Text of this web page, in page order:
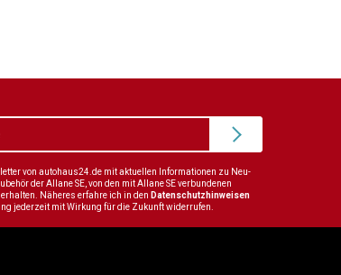
von autohaus24.de mit aktuellen Informationen zu Neu-
der Allane SE, von den mit Allane SE verbundenen
erhalten. Näheres erfahre ich in den Datenschutzhinweisen
jederzeit mit Wirkung für die Zukunft widerrufen.